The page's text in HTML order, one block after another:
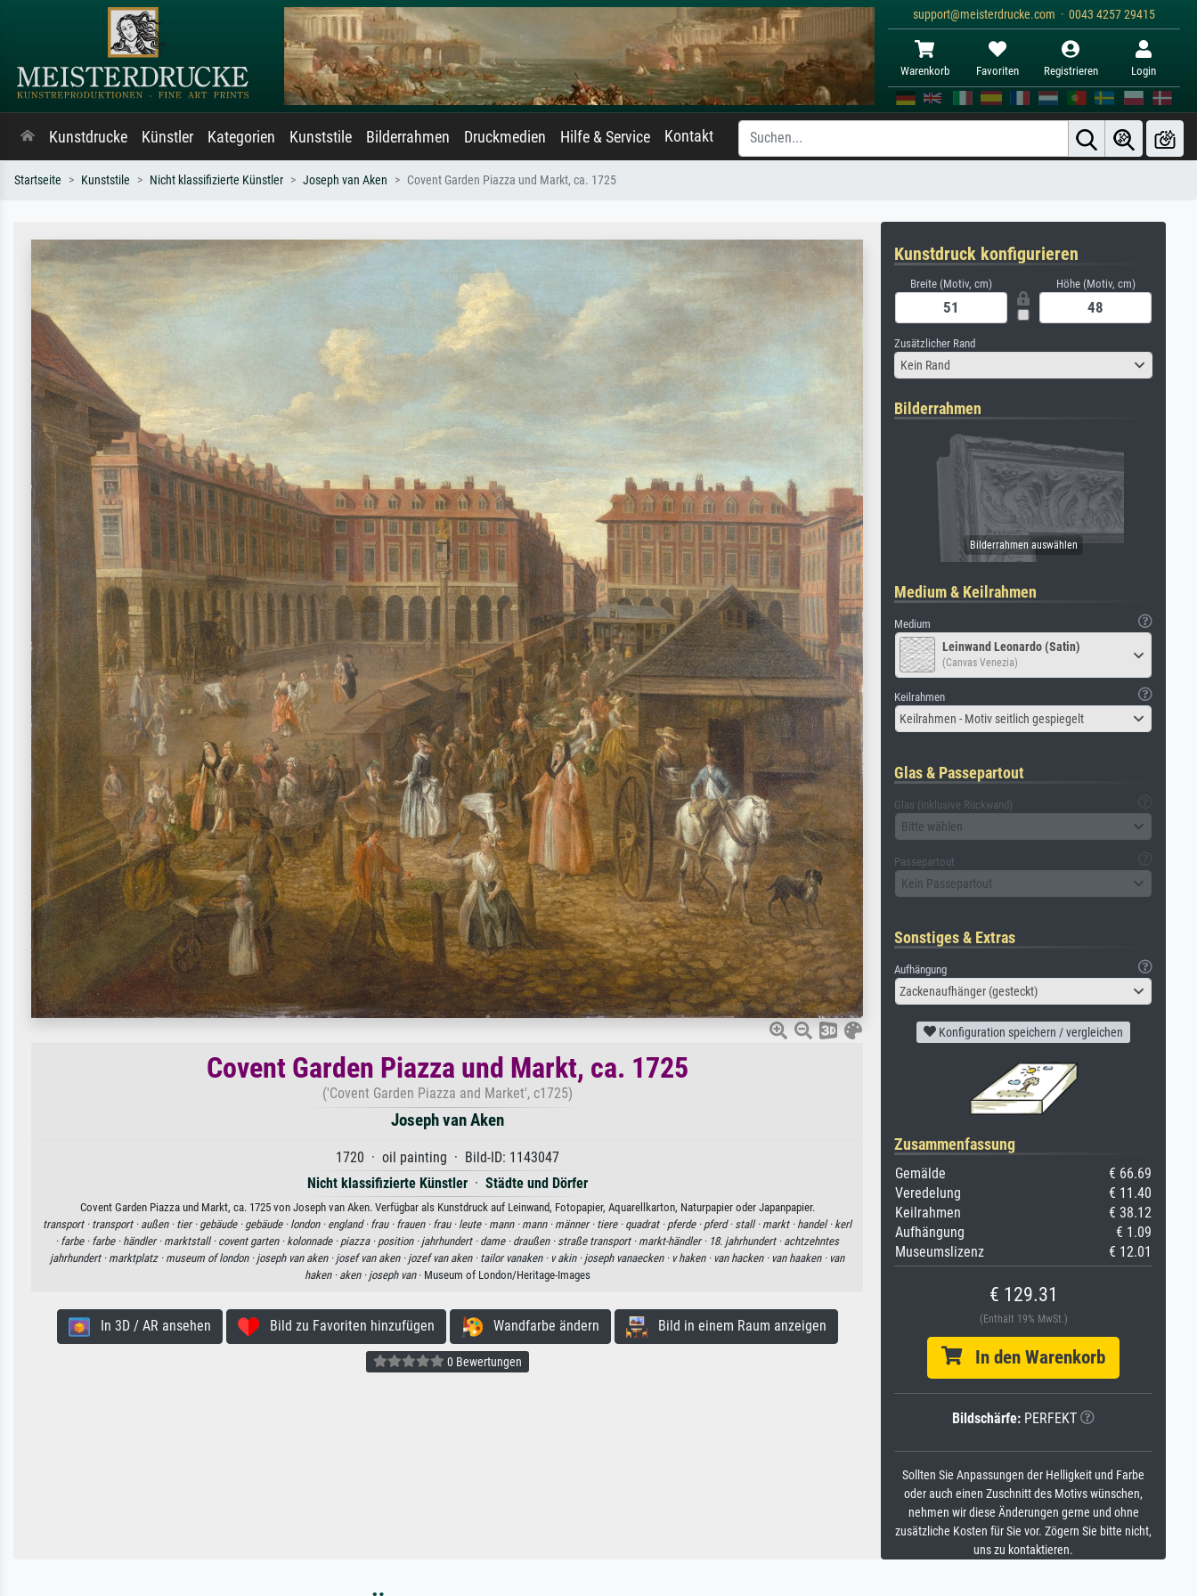
support@meisterdrucke.com · 0043 4257 29415
Warenkorb Favoriten Registrieren Login
Kunstdrucke Künstler Kategorien Kunststile Bilderrahmen Druckmedien Hilfe & Service Kontakt
Startseite Kunststile Nicht klassifizierte Künstler Joseph van Aken Covent Garden Piazza und Markt, ca. 1725
Covent Garden Piazza und Markt, ca. 1725
('Covent Garden Piazza and Market', c1725)
Joseph van Aken
1720 · oil painting · Bild-ID: 1143047
Nicht klassifizierte Künstler· Städte und Dörfer
Covent Garden Piazza und Markt, ca. 1725 von Joseph van Aken. Verfügbar als Kunstdruck auf Leinwand, Fotopapier, Aquarellkarton, Naturpapier oder Japanpapier.
transport · transport · außen · tier · gebäude · gebäude · london · england · frau · frauen · frau · leute · mann · mann · männer · tiere · quadrat · pferde · pferd · stall · markt · handel · kerl
· farbe · farbe · händler · marktstall · covent garten · kolonnade · piazza · position · jahrhundert · dame · draußen · straße transport · markt-händler · 18. jahrhundert · achtzehntes
jahrhundert · marktplatz · museum of london · joseph van aken · josef van aken · jozef van aken · tailor vanaken · v akin · joseph vanaecken · v haken · van hacken · van haaken · van
haken · aken · joseph van· Museum of London/Heritage-Images
In 3D / AR ansehen Bild zu Favoriten hinzufügen Wandfarbe ändern Bild in einem Raum anzeigen
0 Bewertungen
Kunstdruck konfigurieren
Breite (Motiv, cm) Höhe (Motiv, cm)
Zusätzlicher Rand
Kein Rand
Bilderrahmen
Medium & Keilrahmen
Medium
Leinwand Leonardo (Satin)
(Canvas Venezia)
Keilrahmen
Keilrahmen - Motiv seitlich gespiegelt
Glas & Passepartout
Glas (inklusive Rückwand)
Bitte wählen
Passepartout
Kein Passepartout
Sonstiges & Extras
Aufhängung
Zackenaufhänger (gesteckt)
Konfiguration speichern / vergleichen
Zusammenfassung
Gemälde
€ 66.69
Veredelung
€ 11.40
Keilrahmen
€ 38.12
Aufhängung
€ 1.09
Museumslizenz
€ 12.01
€ 129.31
(Enthält 19% MwSt.)
In den Warenkorb
Bildschärfe: PERFEKT
Sollten Sie Anpassungen der Helligkeit und Farbe
oder auch einen Zuschnitt des Motivs wünschen,
nehmen wir diese Änderungen gerne und ohne
zusätzliche Kosten für Sie vor. Zögern Sie bitte nicht,
uns zu kontaktieren.